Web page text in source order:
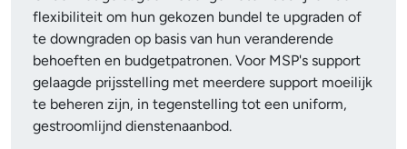
flexibiliteit om hun gekozen bundel te upgraden of
te downgraden op basis van hun veranderende
behoeften en budgetpatronen. Voor MSP's support
gelaagde prijsstelling met meerdere support moeilijk
te beheren zijn, in tegenstelling tot een uniform,
gestroomlijnd dienstenaanbod.